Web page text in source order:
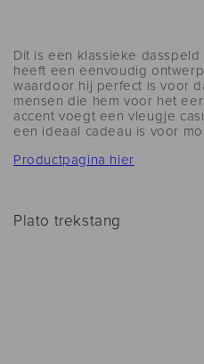
Dit is een klassieke dasspeld
heeft een eenvoudig
waardoor hij perfect is voor
mensen die hem voor het
accent voegt een vleugje
een ideaal cadeau is voor
Productpagina hier
Plato trekstang